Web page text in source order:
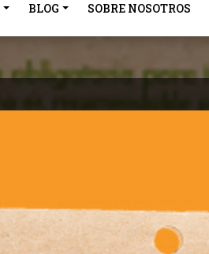
BLOG SOBRE NOSOTROS